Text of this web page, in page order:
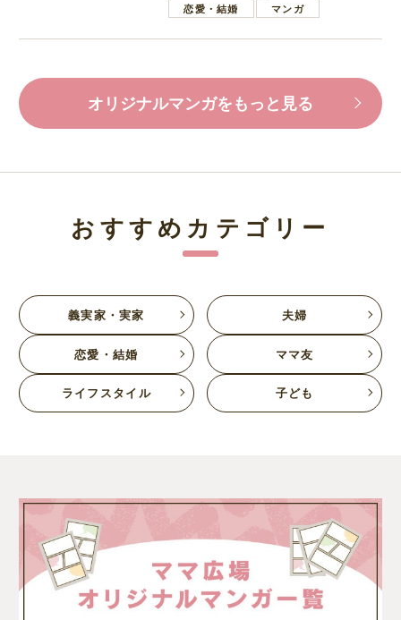
恋愛・結婚
マンガ
オリジナルマンガをもっと見る
おすすめカテゴリー
義実家・実家 夫婦
恋愛・結婚 ママ友
ライフスタイル 子ども